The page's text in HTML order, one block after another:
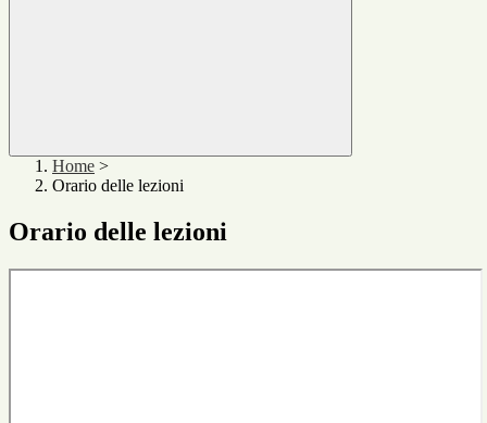
Home >
Orario delle lezioni
Orario delle lezioni